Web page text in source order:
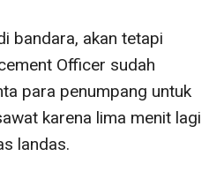
bandara, akan tetapi
Officer sudah
para penumpang untuk
karena lima menit lagi
landas.